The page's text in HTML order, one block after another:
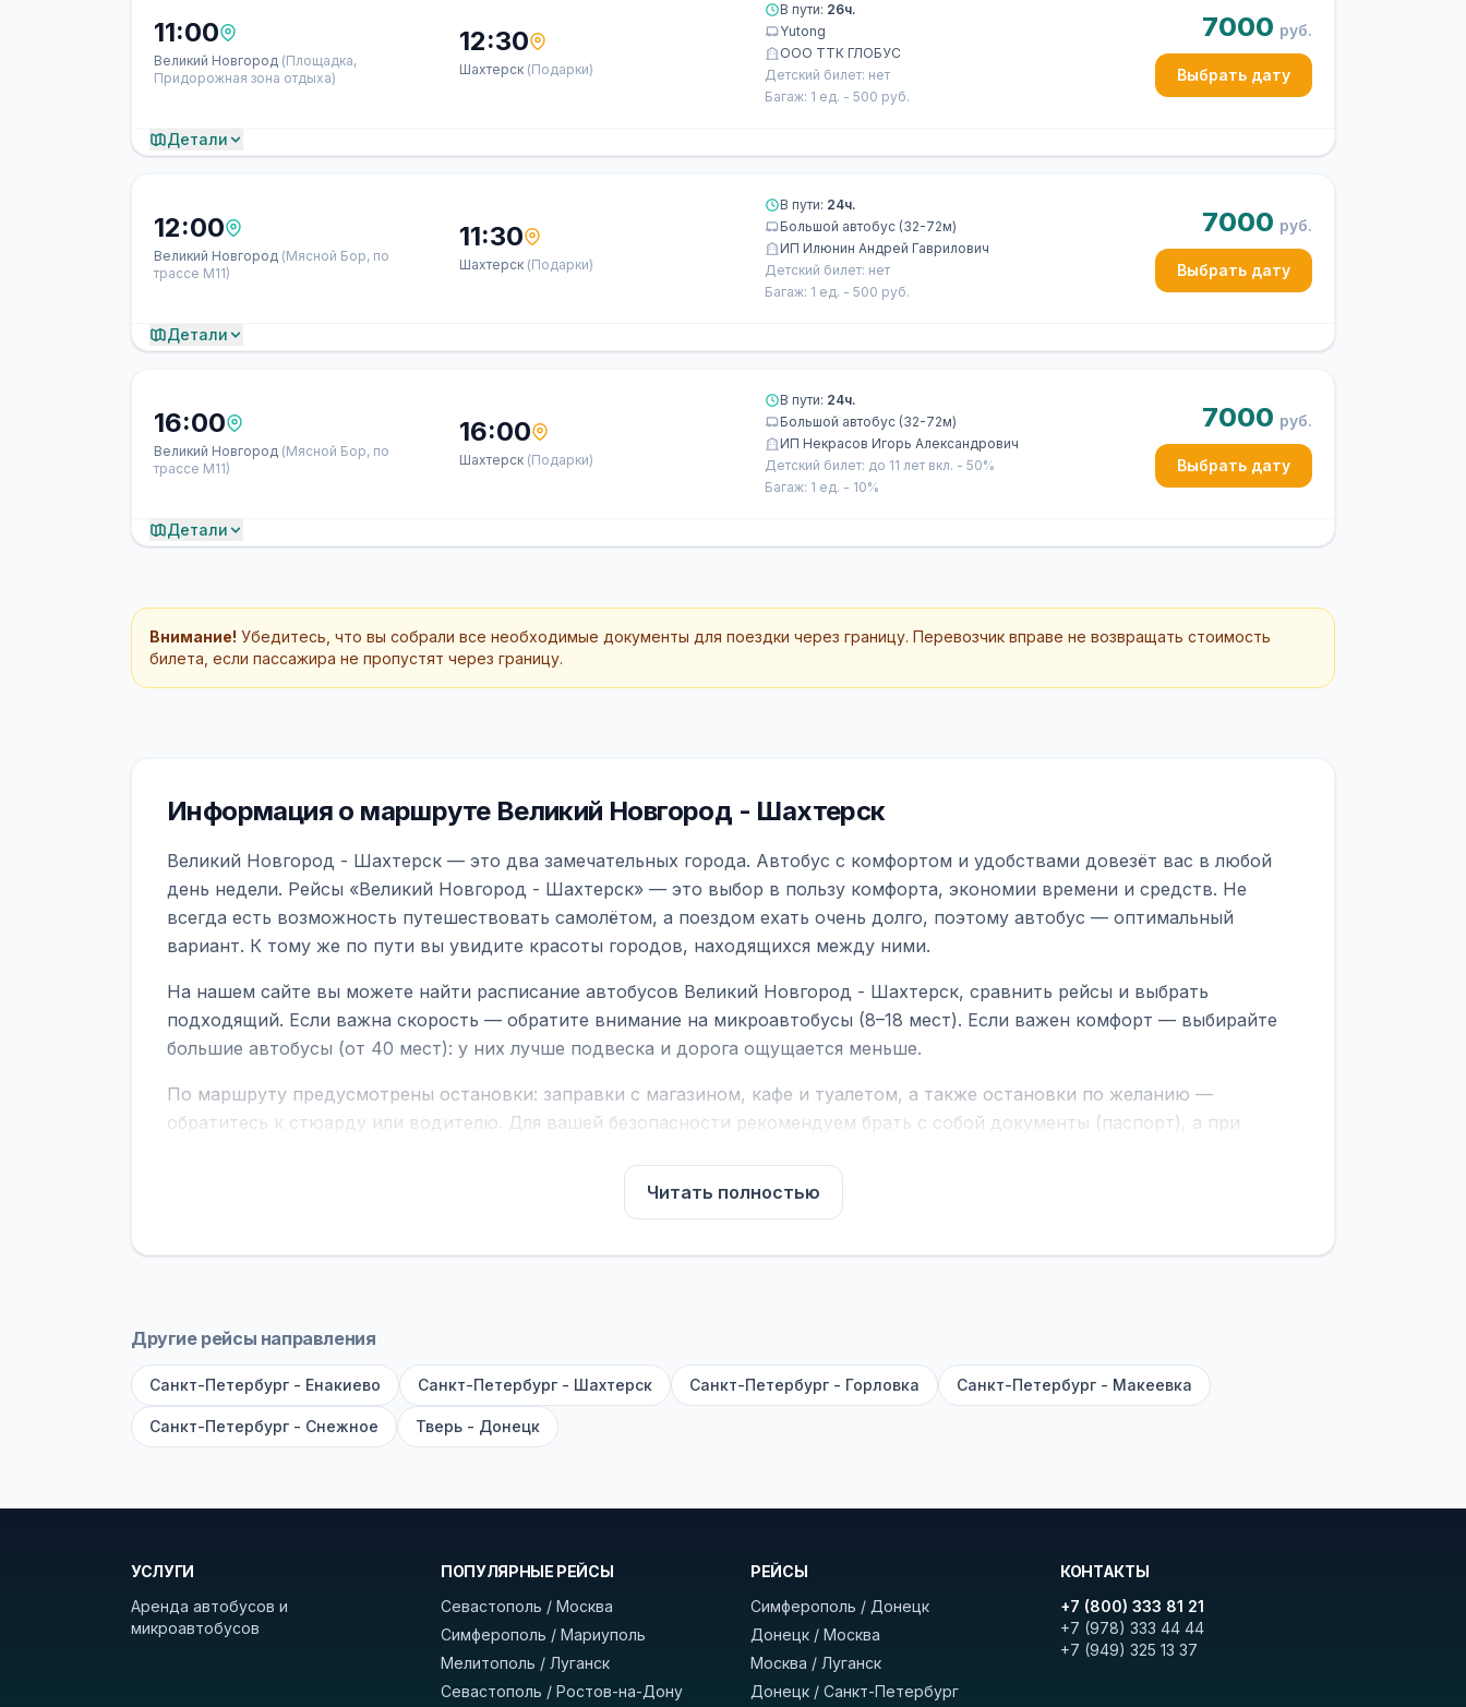
11:00
Великий Новгород (Площадка,
Придорожная зона отдыха)
12:30
Шахтерск (Подарки)
В пути: 26ч.
Yutong
ООО ТТК ГЛОБУС
Детский билет: нет
Багаж: 1 ед. - 500 руб.
7000 руб.
Выбрать дату
Детали
12:00
Великий Новгород (Мясной Бор, по
трассе М11)
11:30
Шахтерск (Подарки)
В пути: 24ч.
Большой автобус (32-72м)
ИП Илюнин Андрей Гаврилович
Детский билет: нет
Багаж: 1 ед. - 500 руб.
7000 руб.
Выбрать дату
Детали
16:00
Великий Новгород (Мясной Бор, по
трассе М11)
16:00
Шахтерск (Подарки)
В пути: 24ч.
Большой автобус (32-72м)
ИП Некрасов Игорь Александрович
Детский билет: до 11 лет вкл. - 50%
Багаж: 1 ед. - 10%
7000 руб.
Выбрать дату
Детали
Внимание! Убедитесь, что вы собрали все необходимые документы для поездки через границу. Перевозчик вправе не возвращать стоимость
билета, если пассажира не пропустят через границу.
Информация о маршруте Великий Новгород - Шахтерск
Великий Новгород - Шахтерск — это два замечательных города. Автобус с комфортом и удобствами довезёт вас в любой
день недели. Рейсы «Великий Новгород - Шахтерск» — это выбор в пользу комфорта, экономии времени и средств. Не
всегда есть возможность путешествовать самолётом, а поездом ехать очень долго, поэтому автобус — оптимальный
вариант. К тому же по пути вы увидите красоты городов, находящихся между ними.
На нашем сайте вы можете найти расписание автобусов Великий Новгород - Шахтерск, сравнить рейсы и выбрать
подходящий. Если важна скорость — обратите внимание на микроавтобусы (8–18 мест). Если важен комфорт — выбирайте
большие автобусы (от 40 мест): у них лучше подвеска и дорога ощущается меньше.
По маршруту предусмотрены остановки: заправки с магазином, кафе и туалетом, а также остановки по желанию —
обратитесь к стюарду или водителю. Для вашей безопасности рекомендуем брать с собой документы (паспорт), а при
В автобусах есть всё необходимое для комфортной поездки: регулировка сидений, кондиционер, отопление, зарядка
устройств, вода, пледы. На больших автобусах работают стюарды. У нас
оплата производится только при посадке, печатать билет заранее не нужно.
рейсов вы увидите время выезда, место посадки, время и место прибытия, время в пути и цену. Кнопка «Детали рейса»
Удачных поездок! С уважением, командаBUSTRIP.PRO
Читать полностью
Другие рейсы направления
Санкт-Петербург - Енакиево Санкт-Петербург - Шахтерск Санкт-Петербург - Горловка Санкт-Петербург - Макеевка
Санкт-Петербург - Снежное Тверь - Донецк
УСЛУГИ
Аренда автобусов и
микроавтобусов
ПОПУЛЯРНЫЕ РЕЙСЫ
Севастополь / Москва
Симферополь / Мариуполь
Мелитополь / Луганск
Севастополь / Ростов-на-Дону
РЕЙСЫ
Симферополь / Донецк
Донецк / Москва
Москва / Луганск
Донецк / Санкт-Петербург
КОНТАКТЫ
+7 (800) 333 81 21
+7 (978) 333 44 44
+7 (949) 325 13 37